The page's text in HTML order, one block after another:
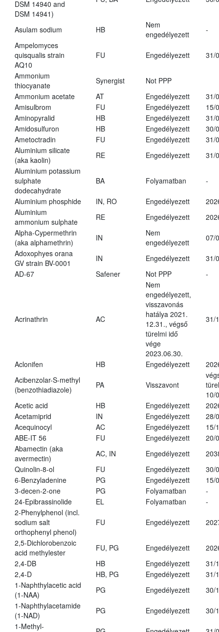
DSM 14940 and
DSM 14941)
Asulam sodium HB
Nem
engedélyezett
-
Ampelomyces
quisqualis strain
AQ10
FU Engedélyezett 31/
Ammonium
thiocyanate
Synergist
Not PPP
Ammonium acetate
AT Engedélyezett
31/
Amisulbrom
FU Engedélyezett
15/
Aminopyralid
HB Engedélyezett
31/
Amidosulfuron
HB Engedélyezett
30/
Ametoctradin
FU Engedélyezett
31/
Aluminium silicate
(aka kaolin)
RE Engedélyezett
31/
Aluminium potassium
sulphate
dodecahydrate
BA Folyamatban -
Aluminium phosphide IN, RO Engedélyezett
Aluminium
ammonium sulphate
RE Engedélyezett
Alpha-Cypermethrin
(aka alphamethrin)
IN
Nem
engedélyezett
07/
Adoxophyes orana
GV strain BV-0001
IN Engedélyezett
31/
AD-67
Safener Not PPP -
Acrinathrin AC
Nem
engedélyezett,
visszavonás
hatálya 2021.
12.31., végső
türelmi idő
vége
2023.06.30.
31/
Aclonifen HB Engedélyezett
Acibenzolar-S-methyl
(benzothiadiazole)
PA Visszavont
10/
Acetic acid
HB Engedélyezett
Acetamiprid
IN Engedélyezett
28/
Acequinocyl
AC Engedélyezett
15/
ABE-IT 56
FU Engedélyezett
20/
Abamectin (aka
avermectin)
AC, IN Engedélyezett
Quinolin-8-ol
FU Engedélyezett
30/
6-Benzyladenine
PG Engedélyezett
15/
3-decen-2-one
PG Folyamatban
-
24-Epibrassinolide
EL Folyamatban
-
2-Phenylphenol (incl.
sodium salt
orthophenyl phenol)
FU Engedélyezett
2,5-Dichlorobenzoic
acid methylester
FU, PG Engedélyezett
2,4-DB
HB Engedélyezett
31/
2,4-D
HB, PG Engedélyezett
31/
1-Naphthylacetic acid
(1-NAA)
PG Engedélyezett
30/
1-Naphthylacetamide
(1-NAD)
PG Engedélyezett
30/
1-Methyl-